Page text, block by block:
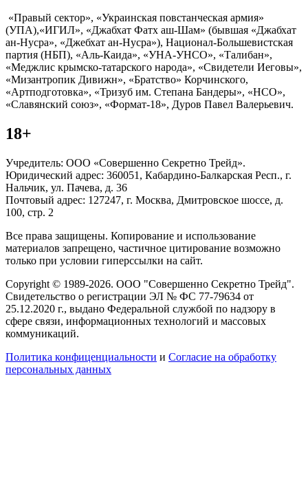
«Правый сектор», «Украинская повстанческая армия»
(УПА),«ИГИЛ», «Джабхат Фатх аш-Шам» (бывшая «Джабхат
ан-Нусра», «Джебхат ан-Нусра»), Национал-Большевистская
партия (НБП), «Аль-Каида», «УНА-УНСО», «Талибан»,
«Меджлис крымско-татарского народа», «Свидетели Иеговы»,
«Мизантропик Дивижн», «Братство» Корчинского,
«Артподготовка», «Тризуб им. Степана Бандеры», «НСО»,
«Славянский союз», «Формат-18», Дуров Павел Валерьевич.
18+
Учредитель: ООО «Совершенно Секретно Трейд».
Юридический адрес: 360051, Кабардино-Балкарская Респ., г.
Нальчик, ул. Пачева, д. 36
Почтовый адрес: 127247, г. Москва, Дмитровское шоссе, д.
100, стр. 2
Все права защищены. Копирование и использование
материалов запрещено, частичное цитирование возможно
только при условии гиперссылки на сайт.
Copyright © 1989-2026. ООО "Совершенно Секретно Трейд".
Свидетельство о регистрации ЭЛ № ФС 77-79634 от
25.12.2020 г., выдано Федеральной службой по надзору в
сфере связи, информационных технологий и массовых
коммуникаций.
Политика конфиценциальности и Согласие на обработку
персональных данных